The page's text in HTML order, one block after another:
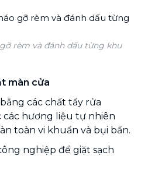
rèm và đánh dấu từng khu
màn cửa
các chất tẩy rửa
hương liệu tự nhiên
toàn vi khuẩn và bụi bẩn.
nghiệp để giặt sạch